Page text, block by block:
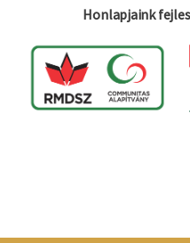
Honlapjaink